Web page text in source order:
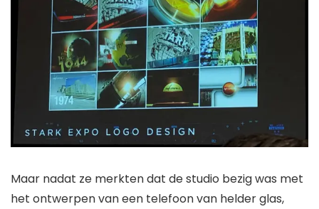
Maar nadat ze merkten dat de studio bezig was met
het ontwerpen van een telefoon van helder glas,